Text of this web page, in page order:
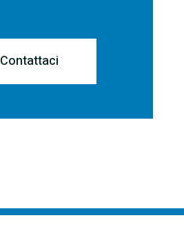
Contattaci